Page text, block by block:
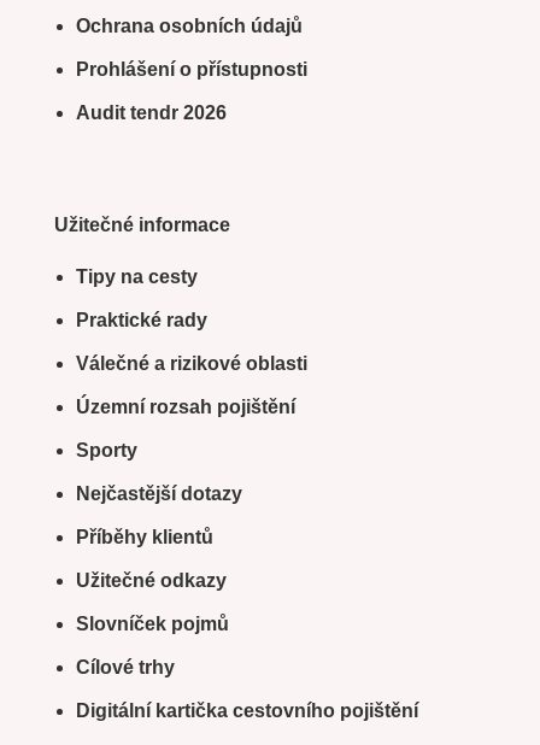
Ochrana osobních údajů
Prohlášení o přístupnosti
Audit tendr 2026
Užitečné informace
Tipy na cesty
Praktické rady
Válečné a rizikové oblasti
Územní rozsah pojištění
Sporty
Nejčastější dotazy
Příběhy klientů
Užitečné odkazy
Slovníček pojmů
Cílové trhy
Digitální kartička cestovního pojištění